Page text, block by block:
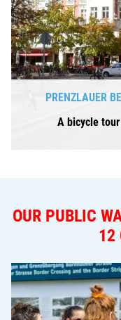
PRENZLAUER
A bicycle
OUR PUBLIC
12